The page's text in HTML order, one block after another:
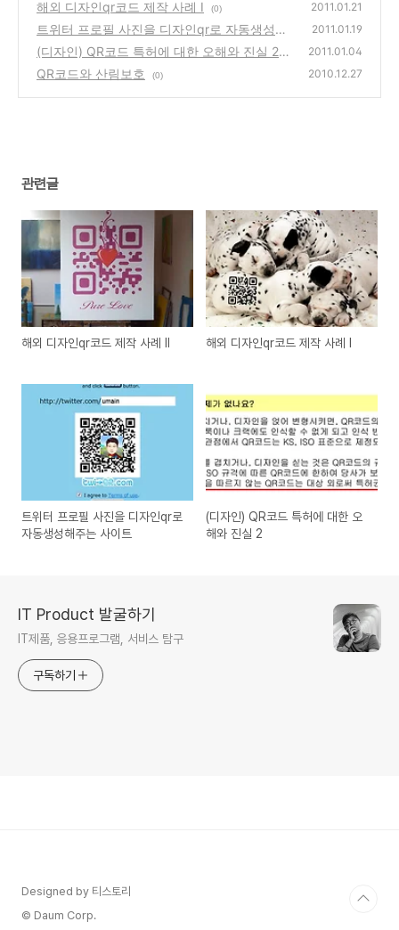
해외 디자인qr코드 제작 사례 I (0) 2011.01.21
트위터 프로필 사진을 디자인qr로 자동생성해
주는 사이트
(0)
2011.01.19
(디자인) QR코드 특허에 대한 오해와 진실 2
(0)
2011.01.04
QR코드와 산림보호 (0) 2010.12.27
관련글
해외 디자인qr코드 제작 사례 II 해외 디자인qr코드 제작 사례 I
트위터 프로필 사진을 디자인qr로
자동생성해주는 사이트
(디자인) QR코드 특허에 대한 오
해와 진실 2
IT Product 발굴하기
IT제품, 응용프로그램, 서비스 탐구
구독하기
Designed by 티스토리
© Daum Corp.